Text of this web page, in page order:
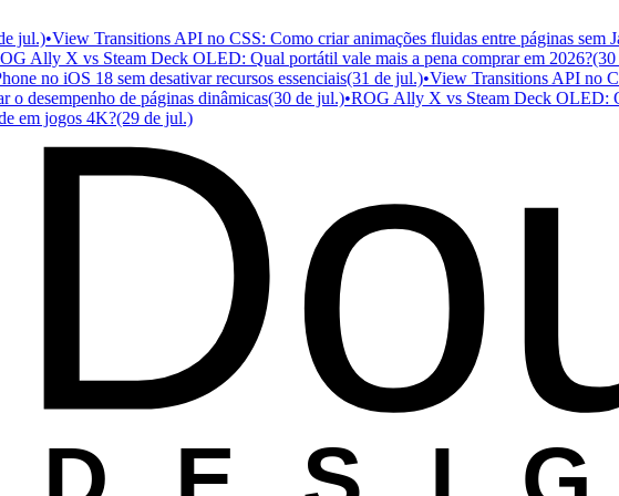
•View Transitions API no CSS: Como criar animações fluidas entre páginas sem
X vs Steam Deck OLED: Qual portátil vale mais a pena comprar em 2026?(30 de
no iOS 18 sem desativar recursos essenciais(31 de jul.)•View Transitions API no
de páginas dinâmicas(30 de jul.)•ROG Ally X vs Steam Deck OLED:
jogos 4K?(29 de jul.)